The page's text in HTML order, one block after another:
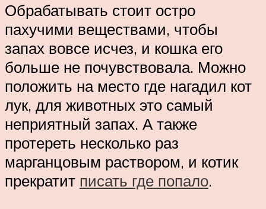
Обрабатывать стоит остро
пахучими веществами, чтобы
запах вовсе исчез, и кошка его
больше не почувствовала. Можно
положить на место где нагадил кот
лук, для животных это самый
неприятный запах. А также
протереть несколько раз
марганцовым раствором, и котик
прекратит писать где попало.